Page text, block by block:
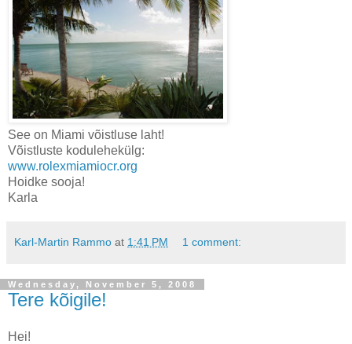
See on Miami võistluse laht!
Võistluste kodulehekülg:
www.rolexmiamiocr.org
Hoidke sooja!
Karla
Karl-Martin Rammo at 1:41 PM 1 comment:
Wednesday, November 5, 2008
Tere kõigile!
Hei!